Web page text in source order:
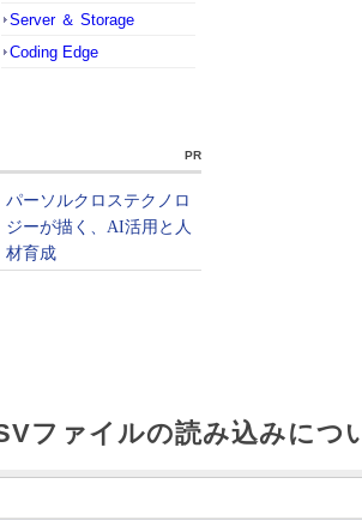
Server ＆ Storage
Coding Edge
PR
ファイルの読み込みにつ